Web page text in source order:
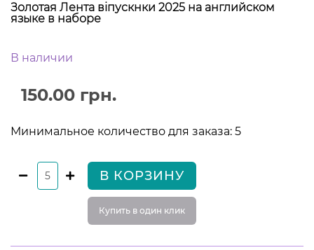
Золотая Лента віпускнки 2025 на английском
языке в наборе
В наличии
150.00 грн.
Минимальное количество для заказа: 5
В КОРЗИНУ
Купить в один клик